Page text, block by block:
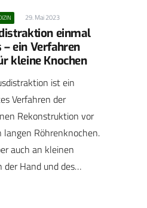
29. Mai 2023
einmal
– ein Verfahren
kleine Knochen
ist ein
Verfahren der
Rekonstruktion vor
langen Röhrenknochen.
auch an kleinen
der Hand und des…